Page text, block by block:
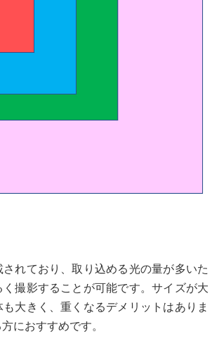
れており、取り込める光の量が多いた
撮影することが可能です。サイズが大
大きく、重くなるデメリットはありま
におすすめです。